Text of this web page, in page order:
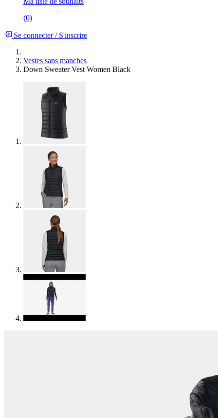
(0)
Se connecter/S'inscrire
Vestes sans manches
Down Sweater Vest Women Black